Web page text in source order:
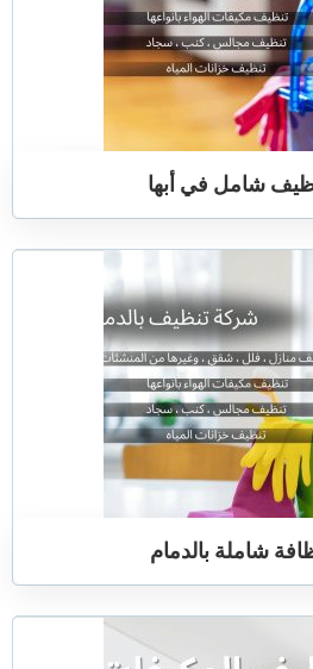
شامل في أبها
شاملة بالدمام